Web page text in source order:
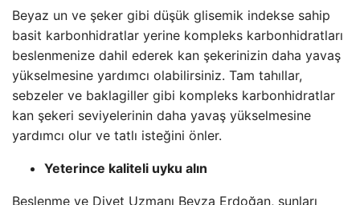
Beyaz un ve şeker gibi düşük glisemik indekse sahip
basit karbonhidratlar yerine kompleks karbonhidratları
beslenmenize dahil ederek kan şekerinizin daha yavaş
yükselmesine yardımcı olabilirsiniz. Tam tahıllar,
sebzeler ve baklagiller gibi kompleks karbonhidratlar
kan şekeri seviyelerinin daha yavaş yükselmesine
yardımcı olur ve tatlı isteğini önler.
Yeterince kaliteli uyku alın
Beslenme ve Diyet Uzmanı Beyza Erdoğan, şunları